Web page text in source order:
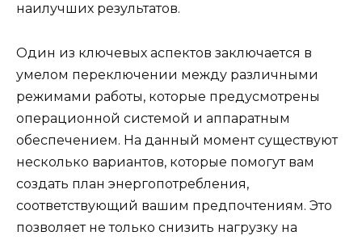
наилучших результатов.
Один из ключевых аспектов заключается в
умелом переключении между различными
режимами работы, которые предусмотрены
операционной системой и аппаратным
обеспечением. На данный момент существуют
несколько вариантов, которые помогут вам
создать план энергопотребления,
соответствующий вашим предпочтениям. Это
позволяет не только снизить нагрузку на